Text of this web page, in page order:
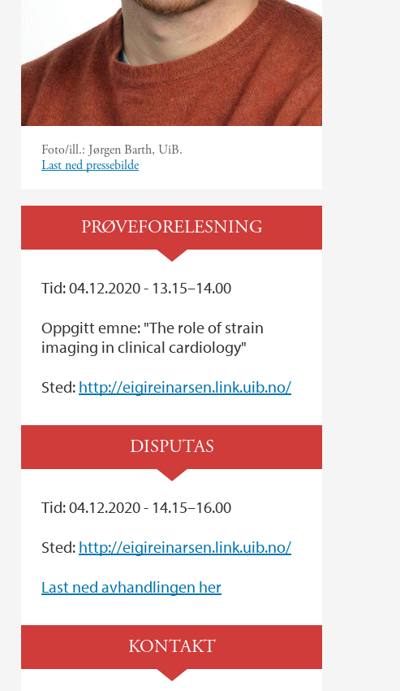
Foto/ill.: Jørgen Barth, UiB.
Last ned pressebilde
PRØVEFORELESNING
Tid: 04.12.2020 - 13.15–14.00
Oppgitt emne: "The role of strain
imaging in clinical cardiology"
Sted: http://eigireinarsen.link.uib.no/
DISPUTAS
Tid: 04.12.2020 - 14.15–16.00
Sted: http://eigireinarsen.link.uib.no/
Last ned avhandlingen her
KONTAKT